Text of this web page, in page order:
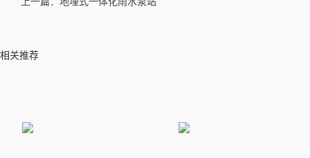
相关推荐